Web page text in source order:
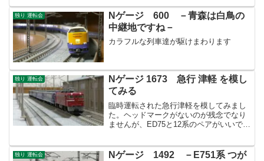
独り 運転会
Nゲージ 600 －青森は白鳥の
中継地ですね－
カラフルな列車達が駆けまわります
独り 運転会
Nゲージ 1673 急行 津軽 を模し
てみる
臨時運転された急行津軽を模してみまし
た。ヘッドマークがないのが残念でなり
ませんが、ED75と12系のペアがいいです
独り 運転会
Nゲージ 1492 －E751系 つが